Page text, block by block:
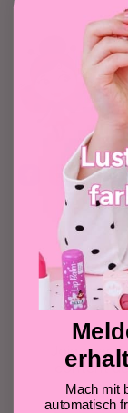
Join over
content
Mach mit
automatisch